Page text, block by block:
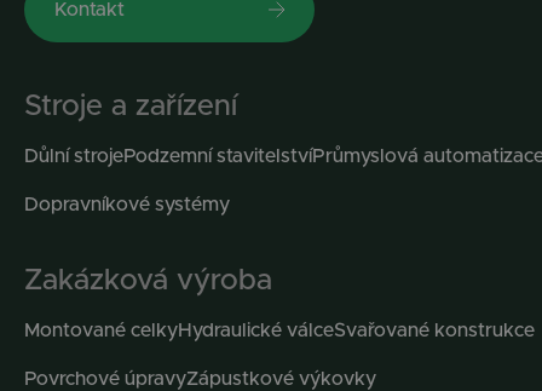
Kontakt
Stroje a zařízení
Důlní strojePodzemní stavitelstvíPrůmyslová
Dopravníkové systémy
Zakázková výroba
Montované celkyHydraulické válceSvařované konstrukce
Povrchové úpravyZápustkové výkovky